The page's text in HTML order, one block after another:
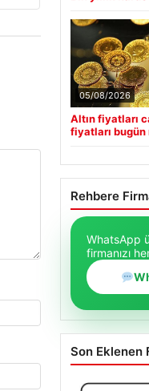
05/08/2026
Altın fiyatları
fiyatları bugün
Rehbere
WhatsApp
firmanızı
Son Eklenen